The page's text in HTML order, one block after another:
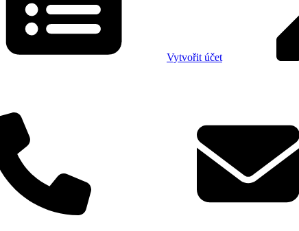
Vytvořit účet